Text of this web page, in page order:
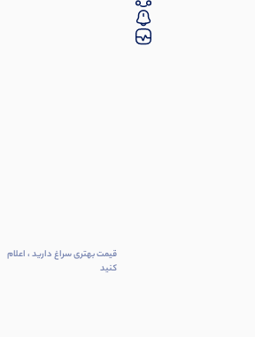
قیمت بهتری سراغ دارید ، اعلام
کنید